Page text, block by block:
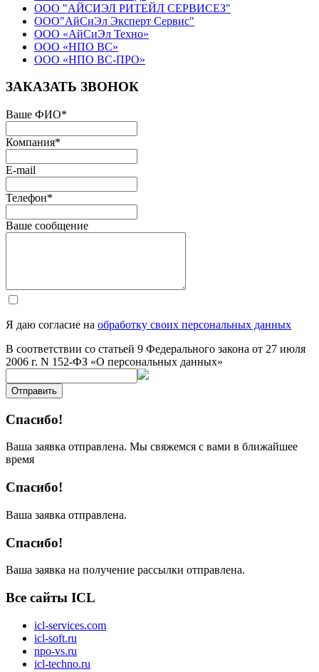
ООО "АЙСИЭЛ РИТЕЙЛ СЕРВИСЕЗ"
ООО"АйСиЭл Эксперт Сервис"
ООО «АйСиЭл Техно»
ООО «НПО ВС»
ООО «НПО ВС-ПРО»
ЗАКАЗАТЬ ЗВОНОК
Ваше ФИО*
Компания*
E-mail
Телефон*
Ваше сообщение
Я даю согласие на обработку своих персональных данных
В соответствии со статьей 9 Федерального закона от 27 июля
2006 г. N 152-ФЗ «О персональных данных»
Отправить
Спасибо!
Ваша заявка отправлена. Мы свяжемся с вами в ближайшее
время
Спасибо!
Ваша заявка отправлена.
Спасибо!
Ваша заявка на получение рассылки отправлена.
Все сайты ICL
icl-services.com
icl-soft.ru
npo-vs.ru
icl-techno.ru